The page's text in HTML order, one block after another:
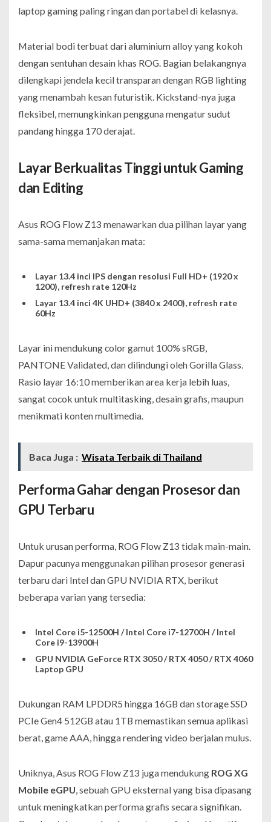
laptop gaming paling ringan dan portabel di kelasnya.
Material bodi terbuat dari aluminium alloy yang kokoh
dengan sentuhan desain khas ROG. Bagian belakangnya
dilengkapi jendela kecil transparan dengan RGB lighting
yang menambah kesan futuristik. Kickstand-nya juga
fleksibel, memungkinkan pengguna mengatur sudut
pandang hingga 170 derajat.
Layar Berkualitas Tinggi untuk Gaming
dan Editing
Asus ROG Flow Z13 menawarkan dua pilihan layar yang
sama-sama memanjakan mata:
Layar 13.4 inci IPS dengan resolusi Full HD+ (1920 x
1200), refresh rate 120Hz
Layar 13.4 inci 4K UHD+ (3840 x 2400), refresh rate
60Hz
Layar ini mendukung color gamut 100% sRGB,
PANTONE Validated, dan dilindungi oleh Gorilla Glass.
Rasio layar 16:10 memberikan area kerja lebih luas,
sangat cocok untuk multitasking, desain grafis, maupun
menikmati konten multimedia.
Baca Juga : Wisata Terbaik di Thailand
Performa Gahar dengan Prosesor dan
GPU Terbaru
Untuk urusan performa, ROG Flow Z13 tidak main-main.
Dapur pacunya menggunakan pilihan prosesor generasi
terbaru dari Intel dan GPU NVIDIA RTX, berikut
beberapa varian yang tersedia:
Intel Core i5-12500H / Intel Core i7-12700H / Intel
Core i9-13900H
GPU NVIDIA GeForce RTX 3050 / RTX 4050 / RTX 4060
Laptop GPU
Dukungan RAM LPDDR5 hingga 16GB dan storage SSD
PCIe Gen4 512GB atau 1TB memastikan semua aplikasi
berat, game AAA, hingga rendering video berjalan mulus.
Uniknya, Asus ROG Flow Z13 juga mendukung ROG XG
Mobile eGPU, sebuah GPU eksternal yang bisa dipasang
untuk meningkatkan performa grafis secara signifikan.